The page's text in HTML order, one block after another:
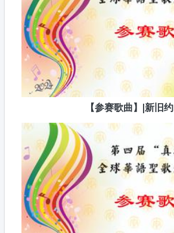
【参赛歌曲】|新旧约